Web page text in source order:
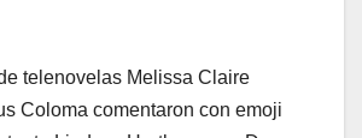
telenovelas Melissa Claire
Coloma comentaron con emoji